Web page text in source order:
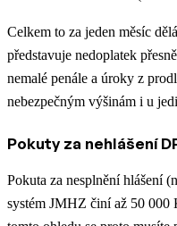
Celkem to za jeden měsíc
představuje nedoplatek
nemalé penále a úroky z
nebezpečným výšinám i u
Pokuty za nehlášení
Pokuta za nesplnění hlášení
systém JMHZ činí až 50 000